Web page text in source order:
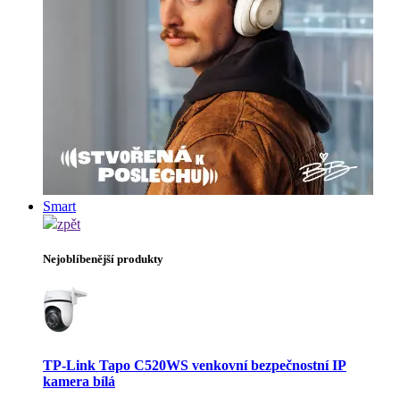
Smart
zpět
Nejoblíbenější produkty
TP-Link Tapo C520WS venkovní bezpečnostní IP
kamera bílá